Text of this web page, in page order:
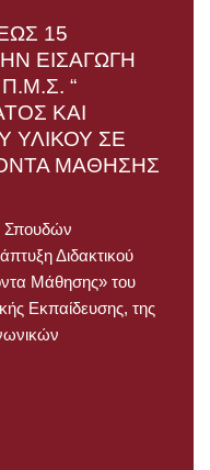
15
ΕΙΣΑΓΩΓΗ
“
ΚΑΙ
ΥΛΙΚΟΥ ΣΕ
ΜΑΘΗΣΗΣ
Σπουδών
Διδακτικού
Μάθησης» του
Εκπαίδευσης, της